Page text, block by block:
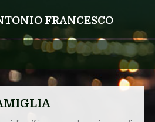
FRANCESCO